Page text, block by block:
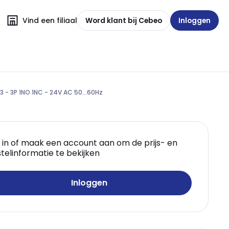
Vind een filiaal Word klant bij Cebeo Inloggen
3P 1NO 1NC - 24V AC 50...60Hz
in of maak een account aan om de prijs- en
te bekijken
Inloggen